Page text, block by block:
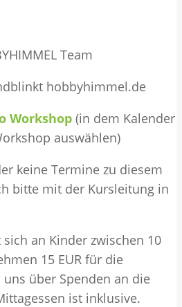
Team
hobbyhimmel.de
Workshop (in dem Kalender
auswählen)
keine Termine zu diesem
bitte mit der Kursleitung in
an Kinder zwischen 10
15 EUR für die
über Spenden an die
ist inklusive.